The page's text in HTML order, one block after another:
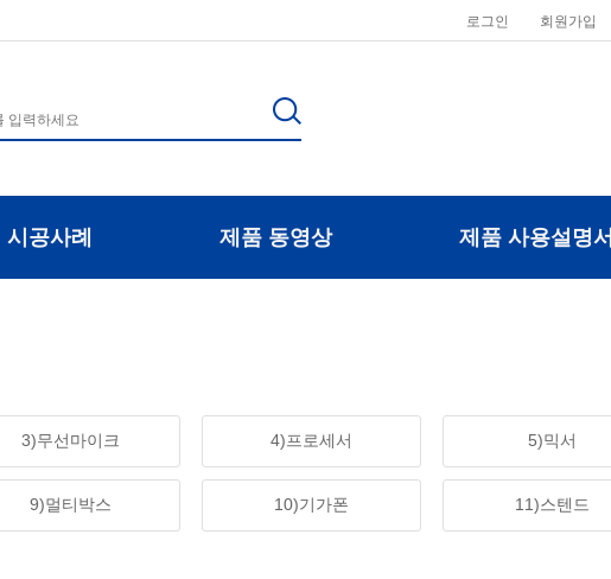
로그인 회원가입
시공사례 제품 동영상 제품 사용설명서
3)무선마이크 4)프로세서 5)믹서
9)멀티박스 10)기가폰 11)스텐드